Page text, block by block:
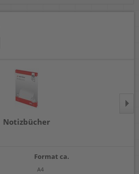
Notizbücher
Format ca.
A4